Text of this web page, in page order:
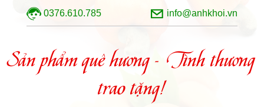
0376.610.785 info@anhkhoi.vn
Sản phẩm quê hương - Tình thương
trao tặng!